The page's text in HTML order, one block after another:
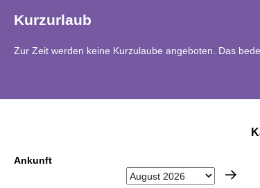
Kurzurlaub
Zur Zeit werden keine Kurzulaube angeboten. Das
Ankunft